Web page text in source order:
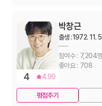
4 4.99
박창근
출생 :1972. 11. 5
7,204
708
평점주기